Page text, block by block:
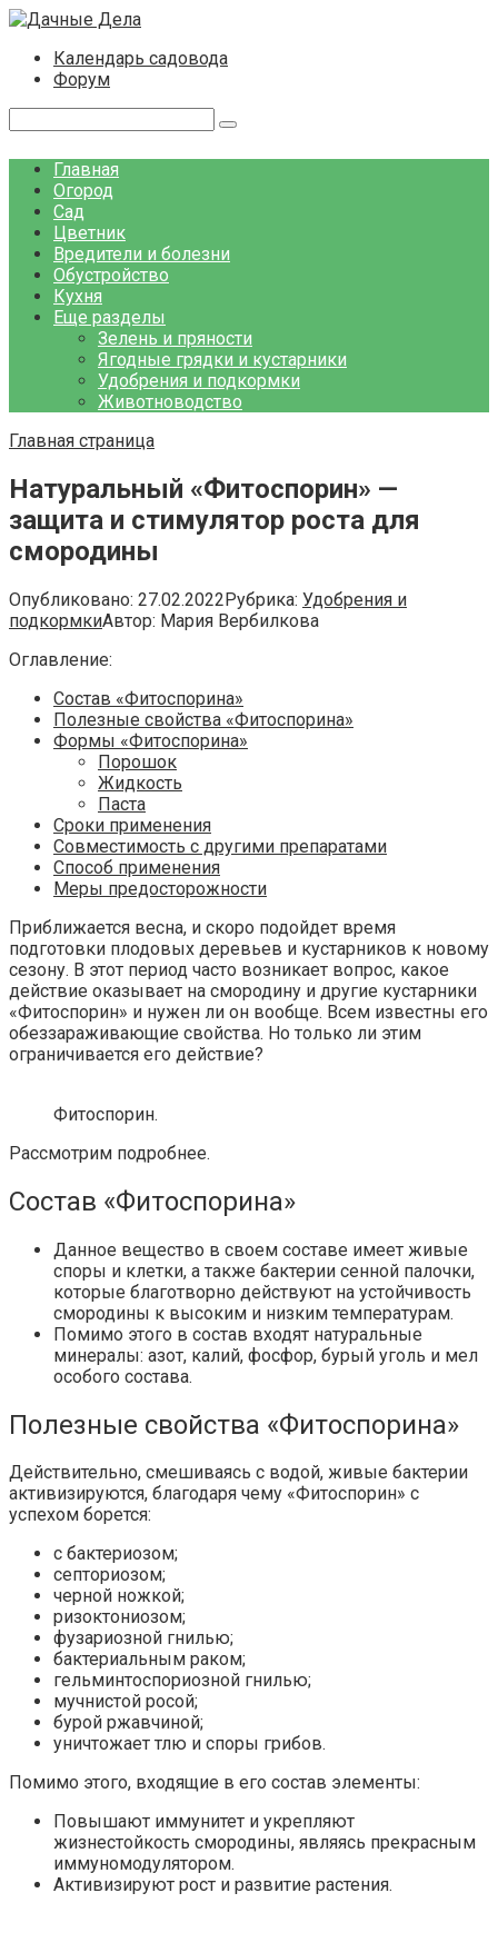
Перейти
контентуКалендарь садовода
Форум
Главная
Огород
Сад
Цветник
Вредители и болезни
Обустройство
Кухня
Еще разделы
Зелень и пряности
Ягодные грядки и кустарники
Удобрения и подкормки
Животноводство
Главная страница
Натуральный «Фитоспорин» —
защита и стимулятор роста для
смородины
Опубликовано: 27.02.2022Рубрика: Удобрения и
подкормкиАвтор: Мария Вербилкова
Оглавление:
Состав «Фитоспорина»
Полезные свойства «Фитоспорина»
Формы «Фитоспорина»
Порошок
Жидкость
Паста
Сроки применения
Совместимость с другими препаратами
Способ применения
Меры предосторожности
Приближается весна, и скоро подойдет время
подготовки плодовых деревьев и кустарников к новому
сезону. В этот период часто возникает вопрос, какое
действие оказывает на смородину и другие кустарники
«Фитоспорин» и нужен ли он вообще. Всем известны его
обеззараживающие свойства. Но только ли этим
ограничивается его действие?
Фитоспорин.
Рассмотрим подробнее.
Состав «Фитоспорина»
Данное вещество в своем составе имеет живые
споры и клетки, а также бактерии сенной палочки,
которые благотворно действуют на устойчивость
смородины к высоким и низким температурам.
Помимо этого в состав входят натуральные
минералы: азот, калий, фосфор, бурый уголь и мел
особого состава.
Полезные свойства «Фитоспорина»
Действительно, смешиваясь с водой, живые бактерии
активизируются, благодаря чему «Фитоспорин» с
успехом борется:
с бактериозом;
септориозом;
черной ножкой;
ризоктониозом;
фузариозной гнилью;
бактериальным раком;
гельминтоспориозной гнилью;
мучнистой росой;
бурой ржавчиной;
уничтожает тлю и споры грибов.
Помимо этого, входящие в его состав элементы:
Повышают иммунитет и укрепляют
жизнестойкость смородины, являясь прекрасным
иммуномодулятором.
Активизируют рост и развитие растения.